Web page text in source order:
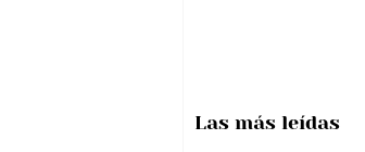
Las más leídas